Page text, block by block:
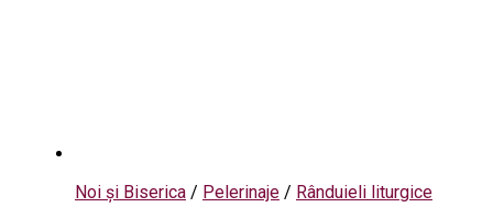
Noi și Biserica / Pelerinaje / Rânduieli liturgice